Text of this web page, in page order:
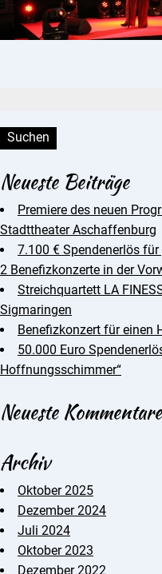
Neueste Beiträge
Premiere des neuen
Stadttheater Aschaffenburg
7.100 € Spendenerlös
2 Benefizkonzerte in der
Streichquartett LA
Sigmaringen
Benefizkonzert für einen
50.000 Euro
Hoffnungsschimmer“
Neueste Kommentare
Archiv
Oktober 2025
Dezember 2024
Juli 2024
Oktober 2023
Dezember 2022